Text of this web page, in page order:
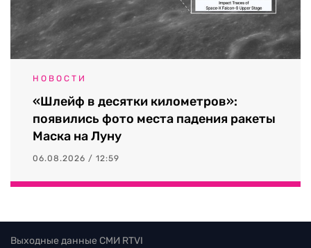
НОВОСТИ
«Шлейф в десятки километров»:
появились фото места падения ракеты
Маска на Луну
06.08.2026 / 12:59
Выходные данные СМИ RTVI